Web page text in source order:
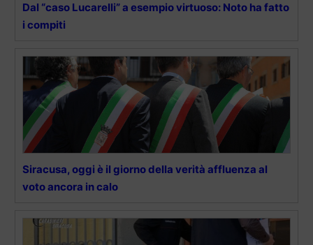
Dal “caso Lucarelli” a esempio virtuoso: Noto ha fatto
i compiti
Siracusa, oggi è il giorno della verità affluenza al
voto ancora in calo